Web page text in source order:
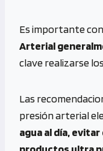
Es importante
Arterial
clave realizarse
Las
presión arterial
agua al día,